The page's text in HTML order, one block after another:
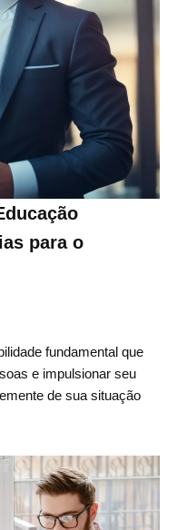
para o
fundamental que
e impulsionar seu
de sua situação